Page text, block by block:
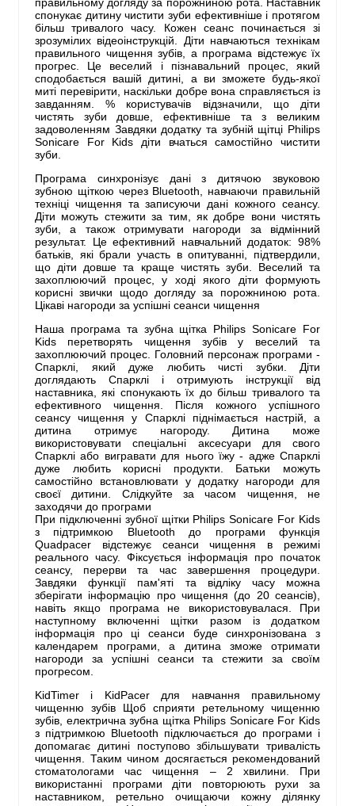
правильному догляду за порожниною рота. Наставник
спонукає дитину чистити зуби ефективніше і протягом
більш тривалого часу. Кожен сеанс починається зі
зрозумілих відеоінструкцій. Діти навчаються технікам
правильного чищення зубів, а програма відстежує їх
прогрес. Це веселий і пізнавальний процес, який
сподобається вашій дитині, а ви зможете будь-якої
миті перевірити, наскільки добре вона справляється із
завданням. % користувачів відзначили, що діти
чистять зуби довше, ефективніше та з великим
задоволенням Завдяки додатку та зубній щітці Philips
Sonicare For Kids діти вчаться самостійно чистити
зуби.
Програма синхронізує дані з дитячою звуковою
зубною щіткою через Bluetooth, навчаючи правильній
техніці чищення та записуючи дані кожного сеансу.
Діти можуть стежити за тим, як добре вони чистять
зуби, а також отримувати нагороди за відмінний
результат. Це ефективний навчальний додаток: 98%
батьків, які брали участь в опитуванні, підтвердили,
що діти довше та краще чистять зуби. Веселий та
захоплюючий процес, у ході якого діти формують
корисні звички щодо догляду за порожниною рота.
Цікаві нагороди за успішні сеанси чищення
Наша програма та зубна щітка Philips Sonicare For
Kids перетворять чищення зубів у веселий та
захоплюючий процес. Головний персонаж програми -
Спарклі, який дуже любить чисті зубки. Діти
доглядають Спарклі і отримують інструкції від
наставника, які спонукають їх до більш тривалого та
ефективного чищення. Після кожного успішного
сеансу чищення у Спарклі піднімається настрій, а
дитина отримує нагороду. Дитина може
використовувати спеціальні аксесуари для свого
Спарклі або вигравати для нього їжу - адже Спарклі
дуже любить корисні продукти. Батьки можуть
самостійно встановлювати у додатку нагороди для
своєї дитини. Слідкуйте за часом чищення, не
заходячи до програми
При підключенні зубної щітки Philips Sonicare For Kids
з підтримкою Bluetooth до програми функція
Quadpacer відстежує сеанси чищення в режимі
реального часу. Фіксується інформація про початок
сеансу, перерви та час завершення процедури.
Завдяки функції пам'яті та відліку часу можна
зберігати інформацію про чищення (до 20 сеансів),
навіть якщо програма не використовувалася. При
наступному включенні щітки разом із додатком
інформація про ці сеанси буде синхронізована з
календарем програми, а дитина зможе отримати
нагороди за успішні сеанси та стежити за своїм
прогресом.
KidTimer і KidPacer для навчання правильному
чищенню зубів Щоб сприяти ретельному чищенню
зубів, електрична зубна щітка Philips Sonicare For Kids
з підтримкою Bluetooth підключається до програми і
допомагає дитині поступово збільшувати тривалість
чищення. Таким чином досягається рекомендований
стоматологами час чищення – 2 хвилини. При
використанні програми діти повторюють рухи за
наставником, ретельно очищаючи кожну ділянку